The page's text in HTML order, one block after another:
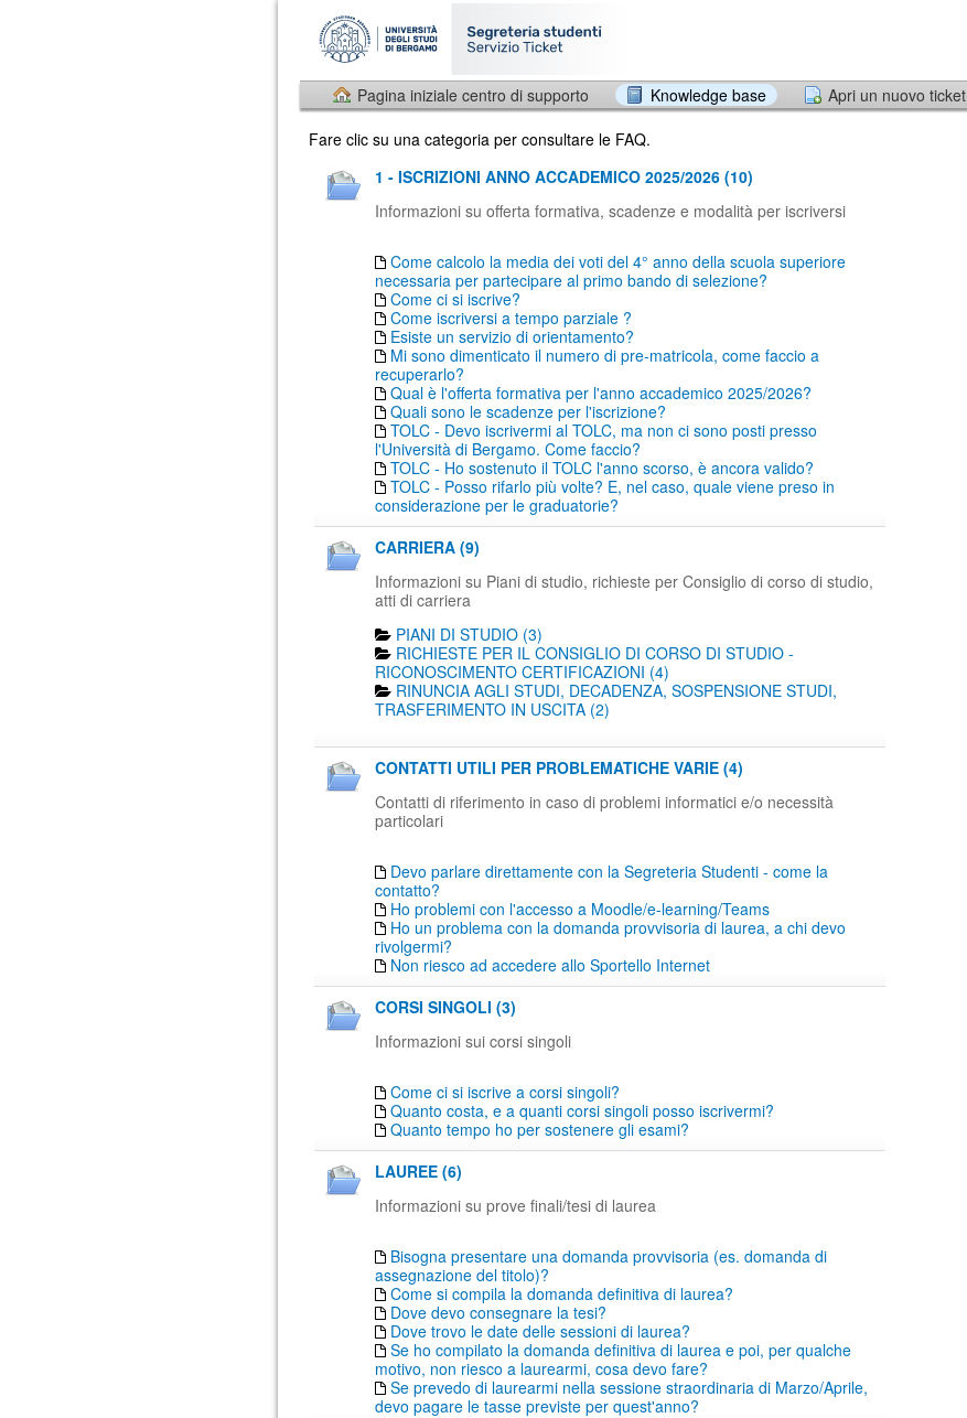
Pagina iniziale centro di supporto Knowledge base Apri un nuovo ticket
Fare clic su una categoria per consultare le FAQ.
1 - ISCRIZIONI ANNO ACCADEMICO 2025/2026 (10)
Informazioni su offerta formativa, scadenze e modalità per iscriversi
Come calcolo la media dei voti del 4° anno della scuola superiore
necessaria per partecipare al primo bando di selezione?
Come ci si iscrive?
Come iscriversi a tempo parziale ?
Esiste un servizio di orientamento?
Mi sono dimenticato il numero di pre-matricola, come faccio a
recuperarlo?
Qual è l'offerta formativa per l'anno accademico 2025/2026?
Quali sono le scadenze per l'iscrizione?
TOLC - Devo iscrivermi al TOLC, ma non ci sono posti presso
l'Università di Bergamo. Come faccio?
TOLC - Ho sostenuto il TOLC l'anno scorso, è ancora valido?
TOLC - Posso rifarlo più volte? E, nel caso, quale viene preso in
considerazione per le graduatorie?
CARRIERA (9)
Informazioni su Piani di studio, richieste per Consiglio di corso di studio,
atti di carriera
PIANI DI STUDIO (3)
RICHIESTE PER IL CONSIGLIO DI CORSO DI STUDIO -
RICONOSCIMENTO CERTIFICAZIONI (4)
RINUNCIA AGLI STUDI, DECADENZA, SOSPENSIONE STUDI,
TRASFERIMENTO IN USCITA (2)
CONTATTI UTILI PER PROBLEMATICHE VARIE (4)
Contatti di riferimento in caso di problemi informatici e/o necessità
particolari
Devo parlare direttamente con la Segreteria Studenti - come la
contatto?
Ho problemi con l'accesso a Moodle/e-learning/Teams
Ho un problema con la domanda provvisoria di laurea, a chi devo
rivolgermi?
Non riesco ad accedere allo Sportello Internet
CORSI SINGOLI (3)
Informazioni sui corsi singoli
Come ci si iscrive a corsi singoli?
Quanto costa, e a quanti corsi singoli posso iscrivermi?
Quanto tempo ho per sostenere gli esami?
LAUREE (6)
Informazioni su prove finali/tesi di laurea
Bisogna presentare una domanda provvisoria (es. domanda di
assegnazione del titolo)?
Come si compila la domanda definitiva di laurea?
Dove devo consegnare la tesi?
Dove trovo le date delle sessioni di laurea?
Se ho compilato la domanda definitiva di laurea e poi, per qualche
motivo, non riesco a laurearmi, cosa devo fare?
Se prevedo di laurearmi nella sessione straordinaria di Marzo/Aprile,
devo pagare le tasse previste per quest'anno?